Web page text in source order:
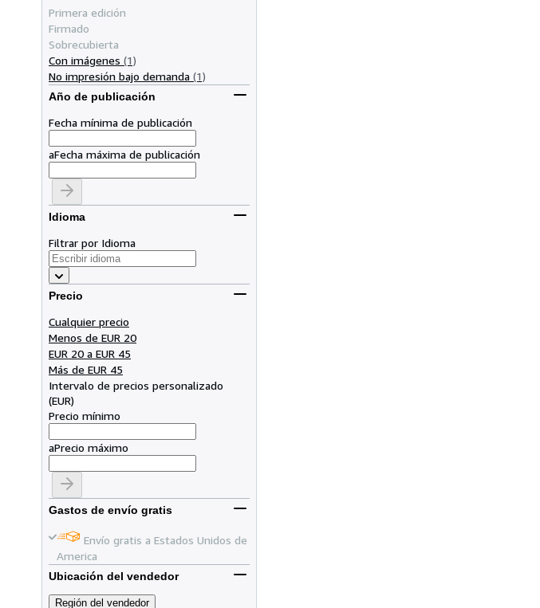
Primera edición
Firmado
Sobrecubierta
Con imágenes (1)
No impresión bajo demanda (1)
Año de publicación
Fecha mínima de publicación
aFecha máxima de publicación
Idioma
Filtrar por Idioma
Precio
Cualquier precio
Menos de EUR 20
EUR 20 a EUR 45
Más de EUR 45
Intervalo de precios personalizado
(EUR)
Precio mínimo
aPrecio máximo
Gastos de envío gratis
Envío gratis a Estados Unidos de
America
Ubicación del vendedor
Región del vendedor